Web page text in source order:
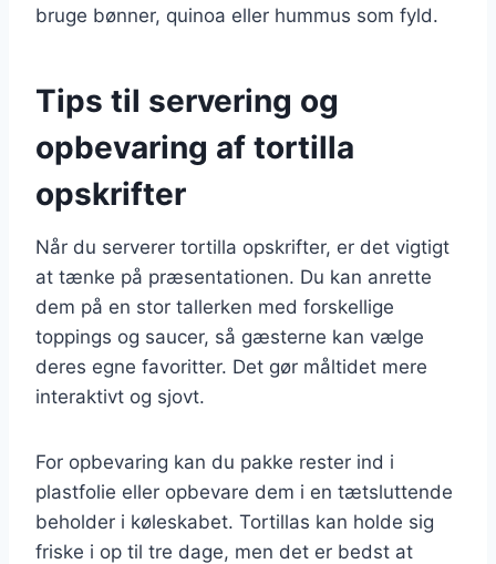
bruge bønner, quinoa eller hummus som fyld.
Tips til servering og
opbevaring af tortilla
opskrifter
Når du serverer tortilla opskrifter, er det vigtigt
at tænke på præsentationen. Du kan anrette
dem på en stor tallerken med forskellige
toppings og saucer, så gæsterne kan vælge
deres egne favoritter. Det gør måltidet mere
interaktivt og sjovt.
For opbevaring kan du pakke rester ind i
plastfolie eller opbevare dem i en tætsluttende
beholder i køleskabet. Tortillas kan holde sig
friske i op til tre dage, men det er bedst at